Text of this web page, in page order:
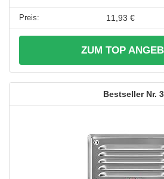
11,93 €
ZUM TOP
3